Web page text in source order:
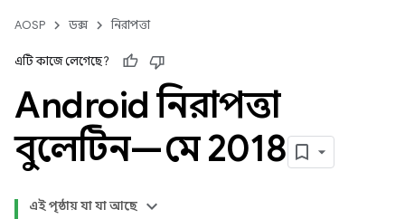
AOSP ডক্স নিরাপত্তা
এটি কাজে লেগেছে?
Android নিরাপত্তা
বুলেটিন—মে 2018
এই পৃষ্ঠায় যা যা আছে